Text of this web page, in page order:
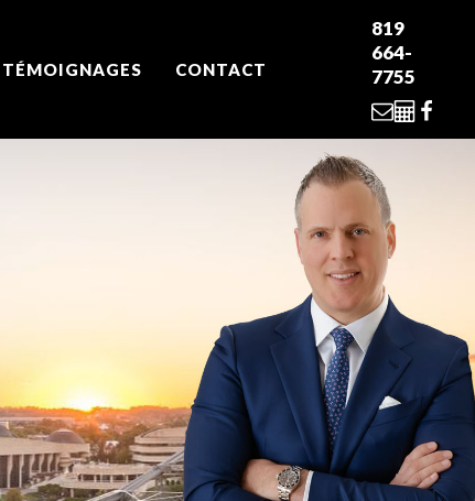
TÉMOIGNAGES CONTACT
819
664-
7755